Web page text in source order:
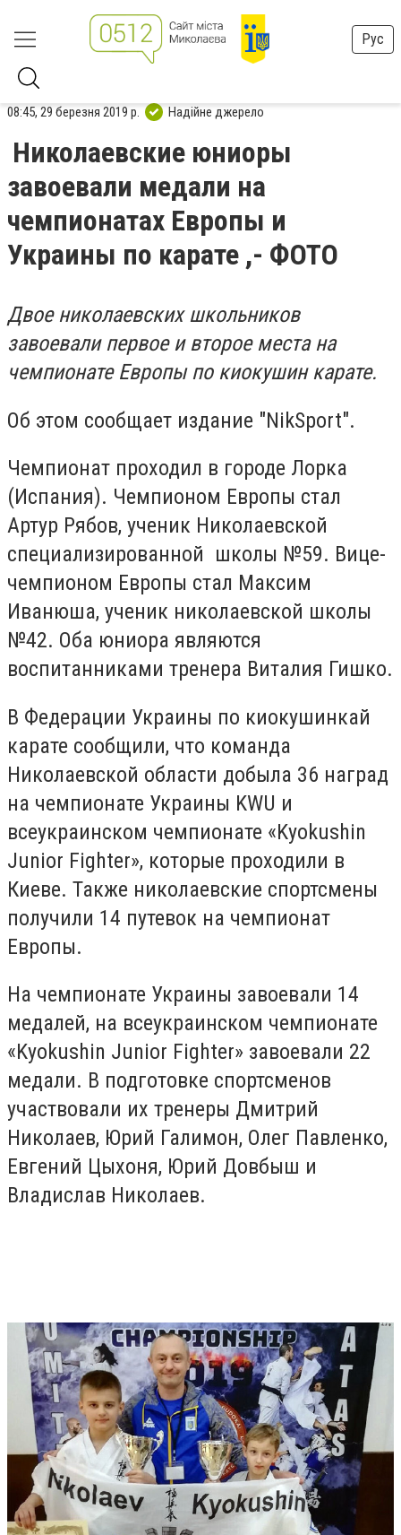
Рус
08:45, 29 березня 2019 р. Надійне джерело
Николаевские юниоры
завоевали медали на
чемпионатах Европы и
Украины по карате ,- ФОТО
Двое николаевских школьников
завоевали первое и второе места на
чемпионате Европы по киокушин карате.
Об этом сообщает издание "NikSport".
Чемпионат проходил в городе Лорка
(Испания). Чемпионом Европы стал
Артур Рябов, ученик Николаевской
специализированной школы №59. Вице-
чемпионом Европы стал Максим
Иванюша, ученик николаевской школы
№42. Оба юниора являются
воспитанниками тренера Виталия Гишко.
В Федерации Украины по киокушинкай
карате сообщили, что команда
Николаевской области добыла 36 наград
на чемпионате Украины KWU и
всеукраинском чемпионате «Kyokushin
Junior Fighter», которые проходили в
Киеве. Также николаевские спортсмены
получили 14 путевок на чемпионат
Европы.
На чемпионате Украины завоевали 14
медалей, на всеукраинском чемпионате
«Kyokushin Junior Fighter» завоевали 22
медали. В подготовке спортсменов
участвовали их тренеры Дмитрий
Николаев, Юрий Галимон, Олег Павленко,
Евгений Цыхоня, Юрий Довбыш и
Владислав Николаев.